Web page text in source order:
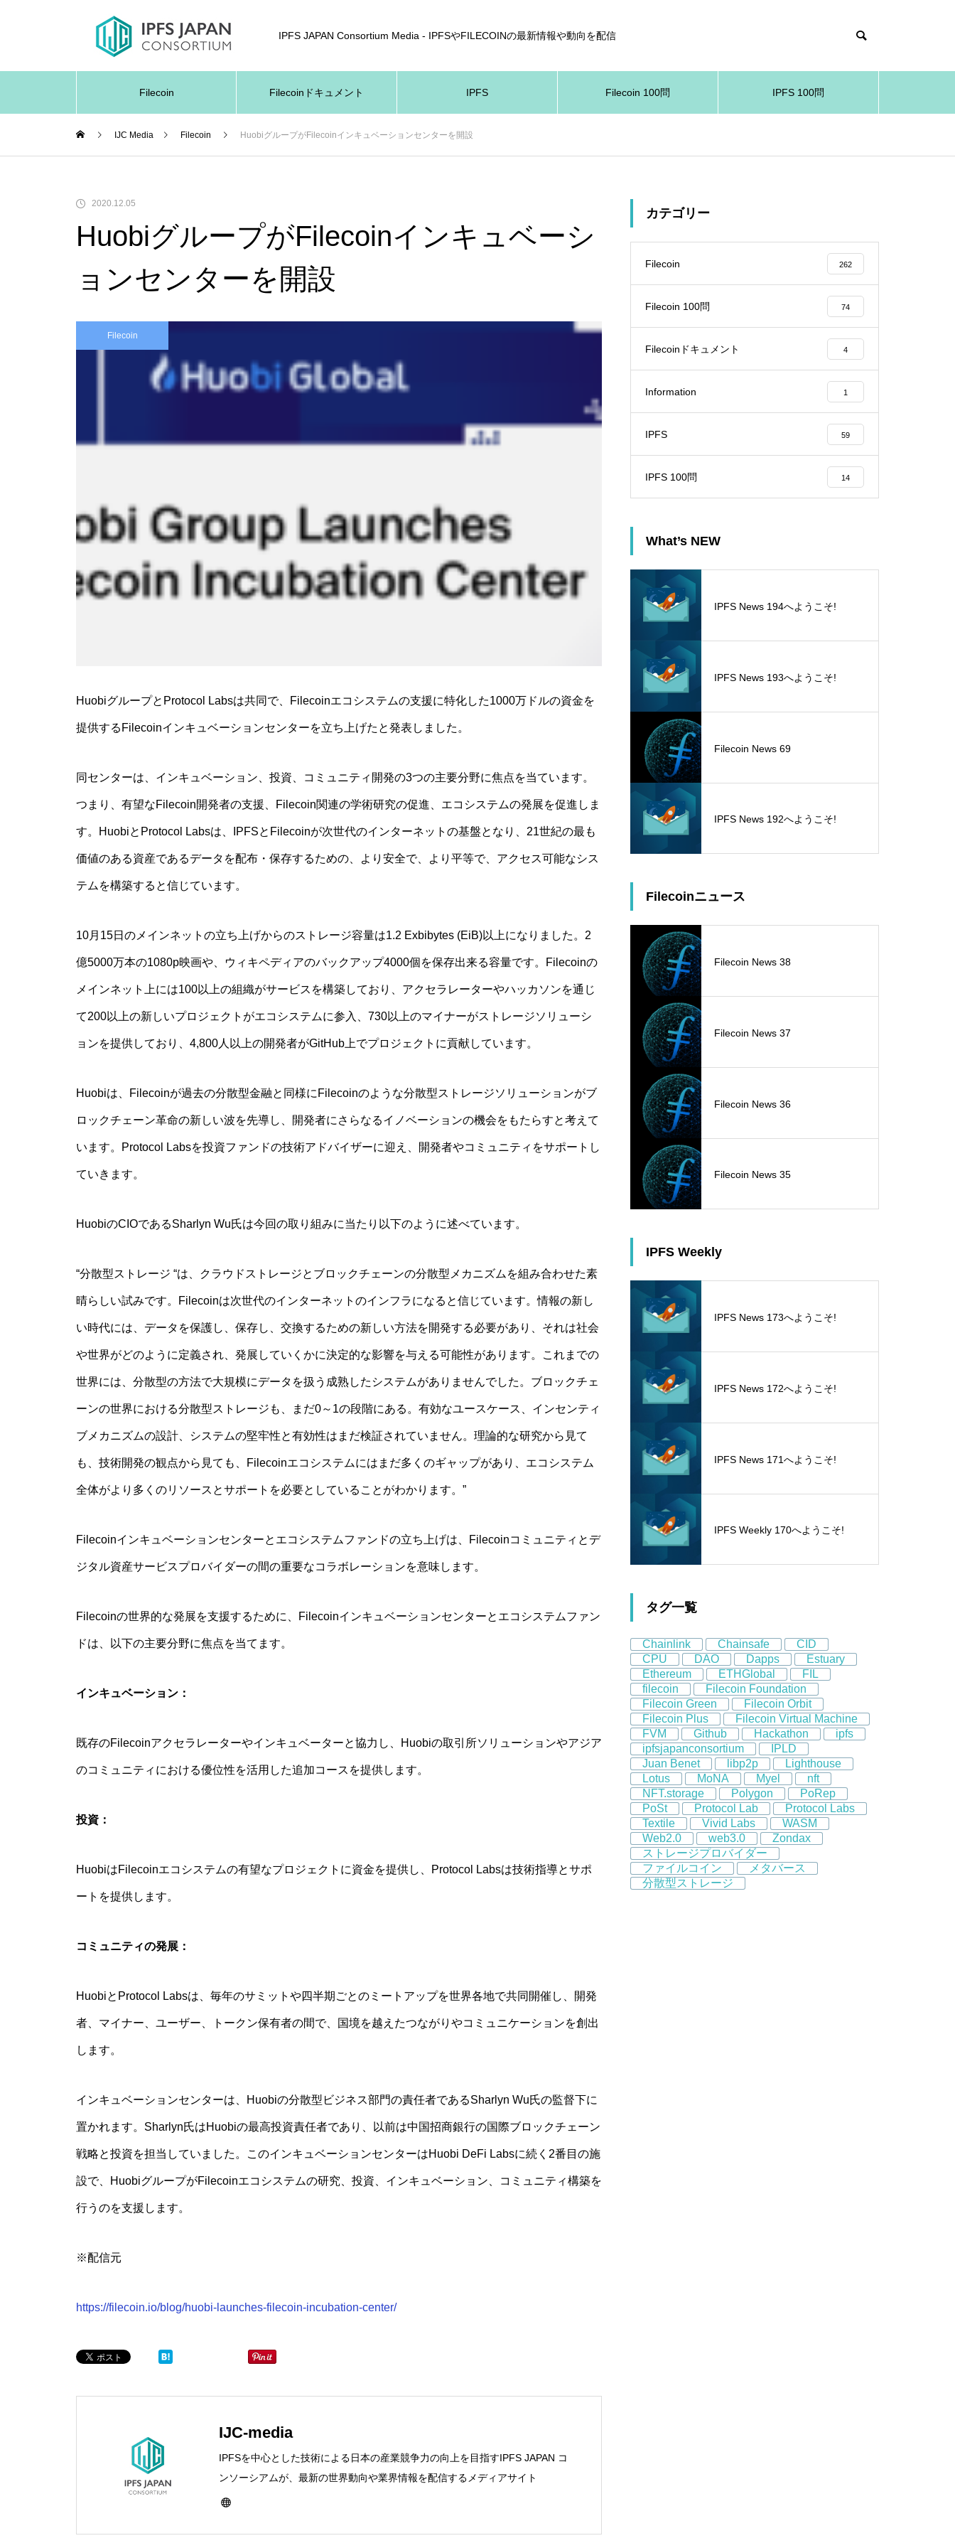
IPFS JAPAN Consortium Media - IPFSやFILECOINの最新情報や動向を配信
Filecoin Filecoinドキュメント IPFS Filecoin 100問 IPFS 100問
IJC Media Filecoin HuobiグループがFilecoinインキュベーションセンターを開設
2020.12.05
HuobiグループがFilecoinインキュベーシ
ョンセンターを開設
Filecoin
HuobiグループとProtocol Labsは共同で、Filecoinエコシステムの支援に特化した1000万ドルの資金を
提供するFilecoinインキュベーションセンターを立ち上げたと発表しました。
同センターは、インキュベーション、投資、コミュニティ開発の3つの主要分野に焦点を当ています。
つまり、有望なFilecoin開発者の支援、Filecoin関連の学術研究の促進、エコシステムの発展を促進しま
す。HuobiとProtocol Labsは、IPFSとFilecoinが次世代のインターネットの基盤となり、21世紀の最も
価値のある資産であるデータを配布・保存するための、より安全で、より平等で、アクセス可能なシス
テムを構築すると信じています。
10月15日のメインネットの立ち上げからのストレージ容量は1.2 Exbibytes (EiB)以上になりました。2
億5000万本の1080p映画や、ウィキペディアのバックアップ4000個を保存出来る容量です。Filecoinの
メインネット上には100以上の組織がサービスを構築しており、アクセラレーターやハッカソンを通じ
て200以上の新しいプロジェクトがエコシステムに参入、730以上のマイナーがストレージソリューシ
ョンを提供しており、4,800人以上の開発者がGitHub上でプロジェクトに貢献しています。
Huobiは、Filecoinが過去の分散型金融と同様にFilecoinのような分散型ストレージソリューションがブ
ロックチェーン革命の新しい波を先導し、開発者にさらなるイノベーションの機会をもたらすと考えて
います。Protocol Labsを投資ファンドの技術アドバイザーに迎え、開発者やコミュニティをサポートし
ていきます。
HuobiのCIOであるSharlyn Wu氏は今回の取り組みに当たり以下のように述べています。
“分散型ストレージ “は、クラウドストレージとブロックチェーンの分散型メカニズムを組み合わせた素
晴らしい試みです。Filecoinは次世代のインターネットのインフラになると信じています。情報の新し
い時代には、データを保護し、保存し、交換するための新しい方法を開発する必要があり、それは社会
や世界がどのように定義され、発展していくかに決定的な影響を与える可能性があります。これまでの
世界には、分散型の方法で大規模にデータを扱う成熟したシステムがありませんでした。ブロックチェ
ーンの世界における分散型ストレージも、まだ0～1の段階にある。有効なユースケース、インセンティ
ブメカニズムの設計、システムの堅牢性と有効性はまだ検証されていません。理論的な研究から見て
も、技術開発の観点から見ても、Filecoinエコシステムにはまだ多くのギャップがあり、エコシステム
全体がより多くのリソースとサポートを必要としていることがわかります。”
Filecoinインキュベーションセンターとエコシステムファンドの立ち上げは、Filecoinコミュニティとデ
ジタル資産サービスプロバイダーの間の重要なコラボレーションを意味します。
Filecoinの世界的な発展を支援するために、Filecoinインキュベーションセンターとエコシステムファン
ドは、以下の主要分野に焦点を当てます。
インキュベーション：
既存のFilecoinアクセラレーターやインキュベーターと協力し、Huobiの取引所ソリューションやアジア
のコミュニティにおける優位性を活用した追加コースを提供します。
投資：
HuobiはFilecoinエコシステムの有望なプロジェクトに資金を提供し、Protocol Labsは技術指導とサポ
ートを提供します。
コミュニティの発展：
HuobiとProtocol Labsは、毎年のサミットや四半期ごとのミートアップを世界各地で共同開催し、開発
者、マイナー、ユーザー、トークン保有者の間で、国境を越えたつながりやコミュニケーションを創出
します。
インキュベーションセンターは、Huobiの分散型ビジネス部門の責任者であるSharlyn Wu氏の監督下に
置かれます。Sharlyn氏はHuobiの最高投資責任者であり、以前は中国招商銀行の国際ブロックチェーン
戦略と投資を担当していました。このインキュベーションセンターはHuobi DeFi Labsに続く2番目の施
設で、HuobiグループがFilecoinエコシステムの研究、投資、インキュベーション、コミュニティ構築を
行うのを支援します。
※配信元
https://filecoin.io/blog/huobi-launches-filecoin-incubation-center/
IJC-media
IPFSを中心とした技術による日本の産業競争力の向上を目指すIPFS JAPAN コ
ンソーシアムが、最新の世界動向や業界情報を配信するメディアサイト
カテゴリー
Filecoin 262
Filecoin 100問 74
Filecoinドキュメント 4
Information 1
IPFS 59
IPFS 100問 14
What’s NEW
IPFS News 194へようこそ!
IPFS News 193へようこそ!
Filecoin News 69
IPFS News 192へようこそ!
Filecoinニュース
Filecoin News 38
Filecoin News 37
Filecoin News 36
Filecoin News 35
IPFS Weekly
IPFS News 173へようこそ!
IPFS News 172へようこそ!
IPFS News 171へようこそ!
IPFS Weekly 170へようこそ!
タグ一覧
Chainlink Chainsafe
CID
CPU
DAO Dapps
Estuary
Ethereum
ETHGlobal
FIL
filecoin
Filecoin Foundation
Filecoin Green
Filecoin Orbit
Filecoin Plus
Filecoin Virtual Machine
FVM
Github Hackathon
ipfs
ipfsjapanconsortium
IPLD
Juan Benet
libp2p
Lighthouse
Lotus
MoNA Myel
nft
NFT.storage
Polygon
PoRep
PoSt
Protocol Lab
Protocol Labs
Textile
Vivid Labs
WASM
Web2.0
web3.0
Zondax
ストレージプロバイダー
ファイルコイン
メタバース
分散型ストレージ